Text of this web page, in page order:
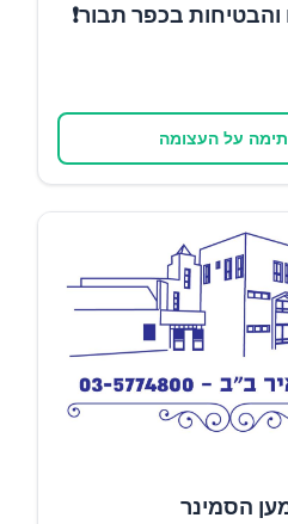
והבטיחות בכפר תבור❗
על העצומה
הסמינר